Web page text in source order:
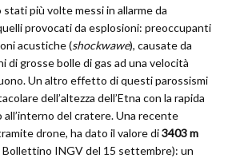
più volte messi in allarme da
provocati da esplosioni: preoccupanti
acustiche (shockwawe), causate da
di grosse bolle di gas ad una velocità
Un altro effetto di questi parossismi
dell’altezza dell’Etna con la rapida
del cratere. Una recente
drone, ha dato il valore di3403 m
Bollettino INGV del 15 settembre): un